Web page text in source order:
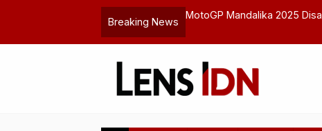
Breaking News
MotoGP Mandalika 2025